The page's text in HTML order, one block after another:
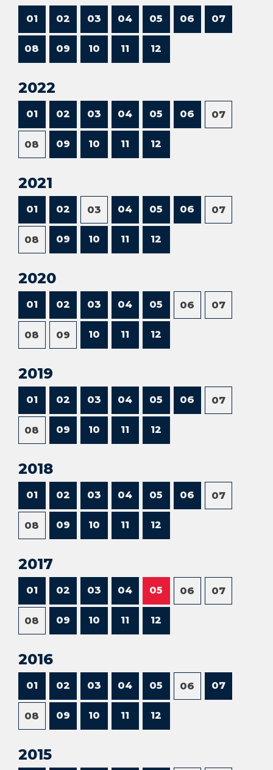
01 02 03 04 05 06 07
08 09 10 11 12
2022
01 02 03 04 05 06 07
08 09 10 11 12
2021
01 02 03 04 05 06 07
08 09 10 11 12
2020
01 02 03 04 05 06 07
08 09 10 11 12
2019
01 02 03 04 05 06 07
08 09 10 11 12
2018
01 02 03 04 05 06 07
08 09 10 11 12
2017
01 02 03 04 05 06 07
08 09 10 11 12
2016
01 02 03 04 05 06 07
08 09 10 11 12
2015